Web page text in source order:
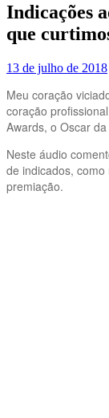
Indicações
que
13 de julho de 2018
Meu coração
coração
Awards, o Oscar
Neste áudio
de indicados,
premiação.